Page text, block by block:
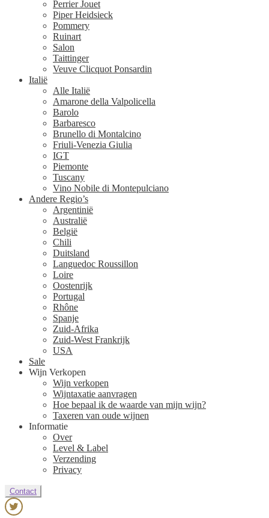
Perrier Jouet
Piper Heidsieck
Pommery
Ruinart
Salon
Taittinger
Veuve Clicquot Ponsardin
Italië
Alle Italië
Amarone della Valpolicella
Barolo
Barbaresco
Brunello di Montalcino
Friuli-Venezia Giulia
IGT
Piemonte
Tuscany
Vino Nobile di Montepulciano
Andere Regio’s
Argentinië
Australië
België
Chili
Duitsland
Languedoc Roussillon
Loire
Oostenrijk
Portugal
Rhône
Spanje
Zuid-Afrika
Zuid-West Frankrijk
USA
Sale
Wijn Verkopen
Wijn verkopen
Wijntaxatie aanvragen
Hoe bepaal ik de waarde van mijn wijn?
Taxeren van oude wijnen
Informatie
Over
Level & Label
Verzending
Privacy
Contact